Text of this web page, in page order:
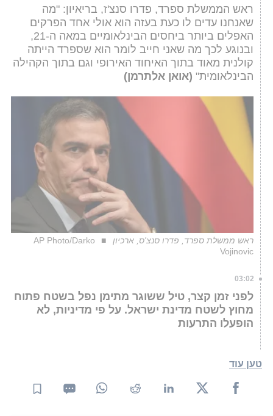
ראש הממשלת ספרד, פדרו סנצ'ז, בריאיון: "מה
שאנחנו עדים לו כעת בעזה הוא אולי אחד הפרקים
האפלים ביותר ביחסים הבינלאומיים במאה ה-21,
ובנוגע לכך מה שאני חייב לומר הוא שספרד הייתה
קולנית מאוד בתוך האיחוד האירופי וגם בתוך הקהילה
הבינלאומית" (אואן אלתרמן)
ראש ממשלת ספרד, פדרו סנצ'ס, ארכיון
AP Photo/Darko
Vojinovic
03:02
לפני זמן קצר, טיל ששוגר מתימן נפל בשטח פתוח
מחוץ לשטח מדינת ישראל. על פי מדיניות, לא
הופעלו התרעות
טען עוד